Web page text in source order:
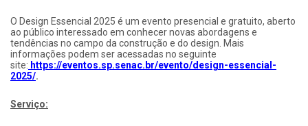
O Design Essencial 2025 é um evento presencial e gratuito, aberto
ao público interessado em conhecer novas abordagens e
tendências no campo da construção e do design. Mais
informações podem ser acessadas no seguinte
site: https://eventos.sp.senac.br/evento/design-essencial-
2025/.
Serviço: